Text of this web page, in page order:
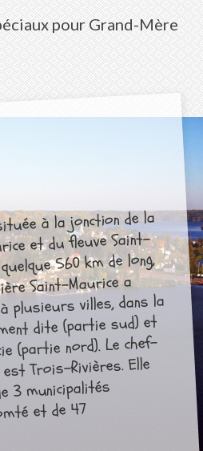
pour Grand-Mère
à la jonction de la
et du fleuve Saint-
560 km de long,
Saint-Maurice a
plusieurs villes, dans la
dite (partie sud) et
(partie nord). Le chef-
Trois-Rivières. Elle
3 municipalités
et de 47